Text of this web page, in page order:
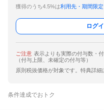
獲得のうち4.5%は利用先・期間限定
ログ
ご注意 表示よりも実際の付与数・
（付与上限、未確定の付与等）
原則税抜価格が対象です。特典詳細
条件達成でおトク